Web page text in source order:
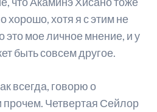
хорошо, хотя я с этим не
это мое личное мнение, и у
быть совсем другое.
всегда, говорю о
Четвертая Сейлор